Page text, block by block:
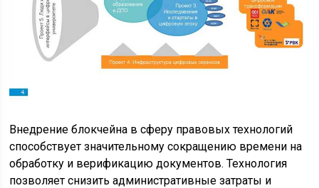
Внедрение блокчейна в сферу правовых технологий
способствует значительному сокращению времени на
обработку и верификацию документов. Технология
позволяет снизить административные затраты и